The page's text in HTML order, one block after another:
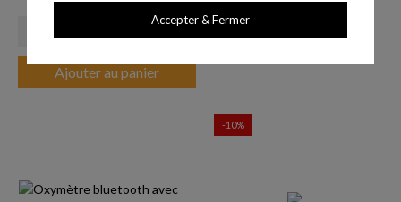
Accepter & Fermer
Ajouter au panier
-10%